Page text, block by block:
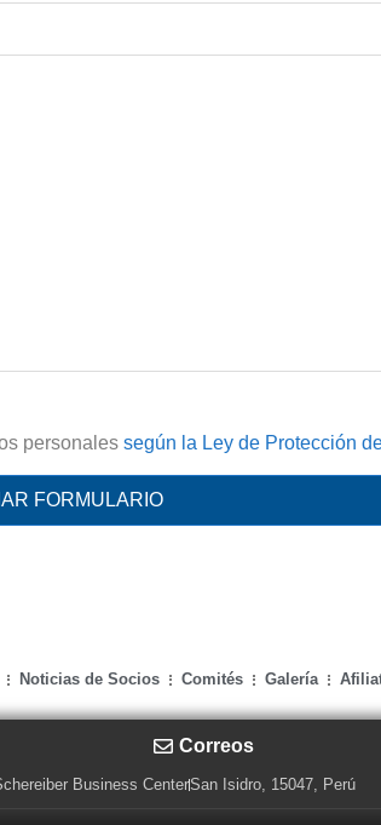
personales según la Ley de Protección
Noticias de Socios Comités Galería
Correos
Business CenterSan Isidro, 15047, Perú